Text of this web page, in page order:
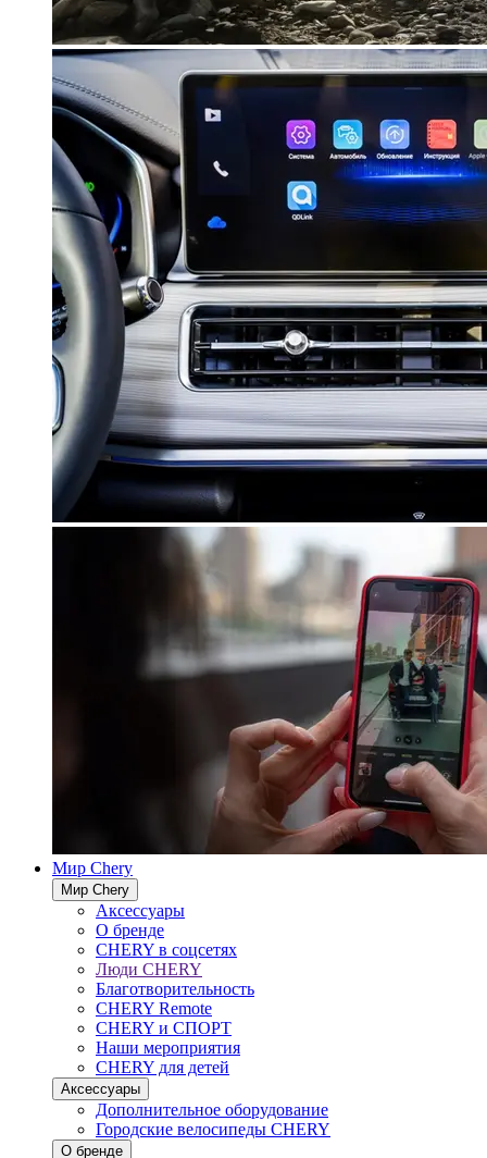
Мир Chery
Мир Chery
Аксессуары
О бренде
CHERY в соцсетях
Люди CHERY
Благотворительность
CHERY Remote
CHERY и СПОРТ
Наши мероприятия
CHERY для детей
Аксессуары
Дополнительное оборудование
Городские велосипеды CHERY
О бренде